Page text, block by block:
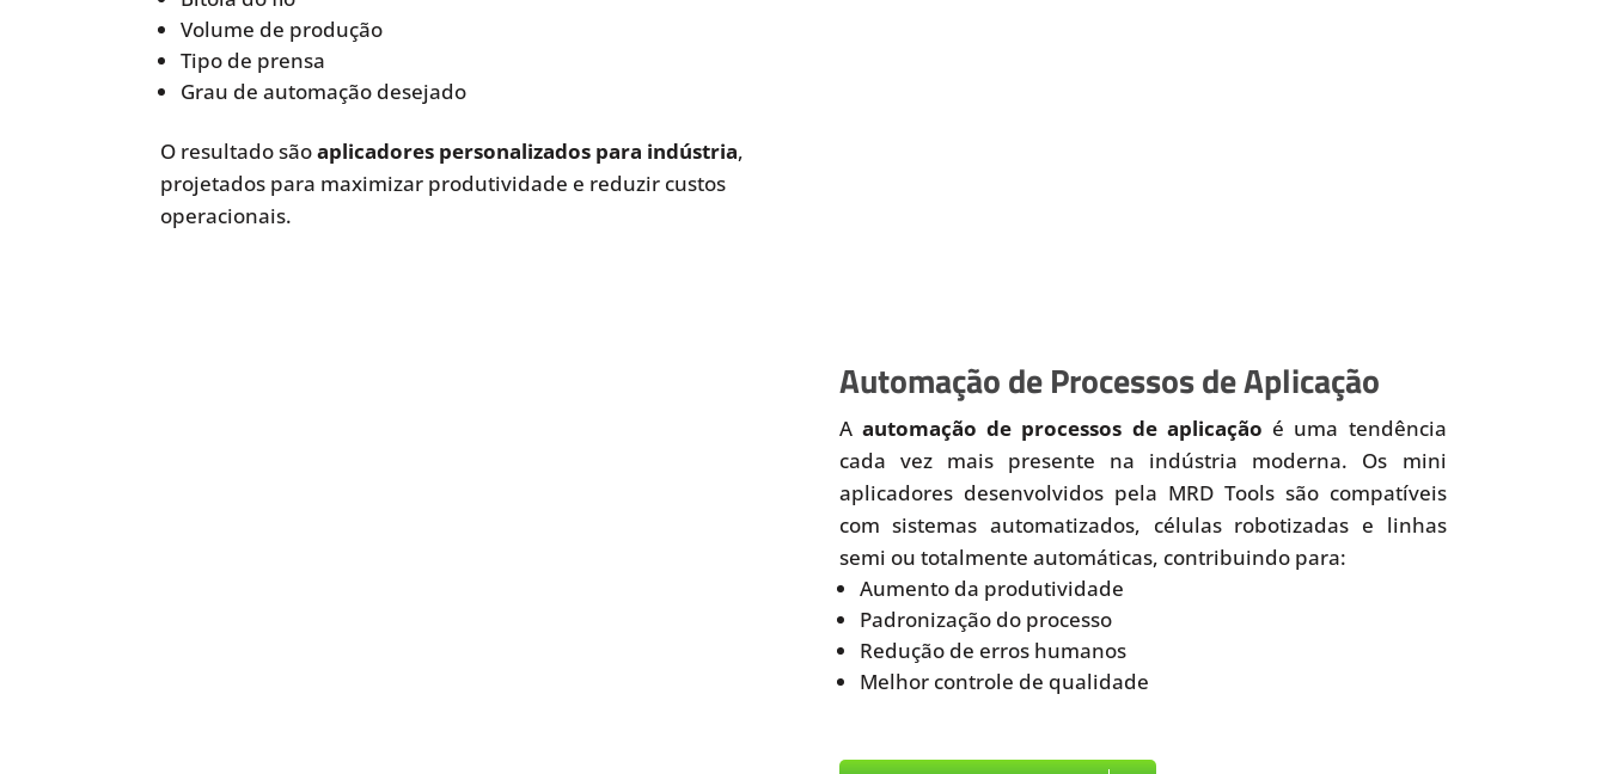
Volume de produção
Tipo de prensa
Grau de automação desejado
O resultado sãoaplicadores personalizados para indústria,
projetados para maximizar produtividade e reduzir custos
operacionais.
Automação de Processos de Aplicação
A automação de processos de aplicação é uma tendência
cada vez mais presente na indústria moderna. Os mini
aplicadores desenvolvidos pela MRD Tools são compatíveis
com sistemas automatizados, células robotizadas e linhas
semi ou totalmente automáticas, contribuindo para:
Aumento da produtividade
Padronização do processo
Redução de erros humanos
Melhor controle de qualidade